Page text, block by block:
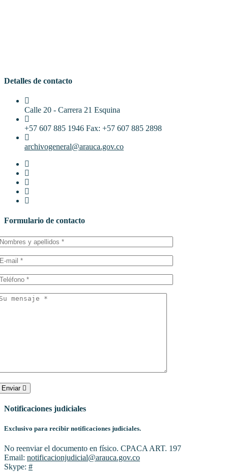
Detalles de contacto
Calle 20 - Carrera 21 Esquina
+57 607 885 1946 Fax: +57 607 885 2898
archivogeneral@arauca.gov.co
Formulario de contacto
Enviar
Notificaciones judiciales
Exclusivo para recibir notificaciones judiciales.
No reenviar el documento en físico. CPACA ART. 197
Email: notificacionjudicial@arauca.gov.co
Skype: #